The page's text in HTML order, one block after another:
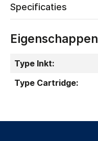
Specificaties
Eigenschappen
Type Inkt:
Type Cartridge: